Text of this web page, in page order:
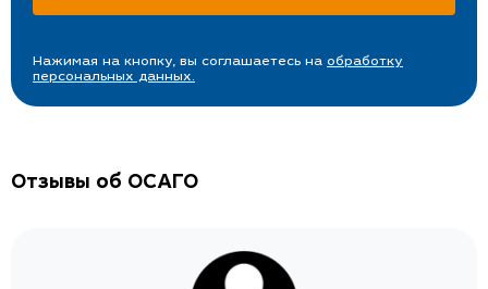
Нажимая на кнопку, вы соглашаетесь на обработку
персональных данных.
Отзывы об ОСАГО